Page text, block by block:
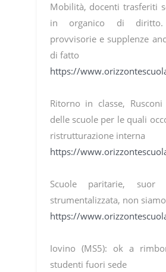
Mobilità, docenti trasferiti
in organico di diritto.
provvisorie e supplenze
di fatto
https://
Ritorno in classe,
delle scuole per le quali
ristrutturazione interna
https://
Scuole paritarie, suor
strumentalizzata, non
https://
Iovino (MS5): ok a
studenti fuori sede